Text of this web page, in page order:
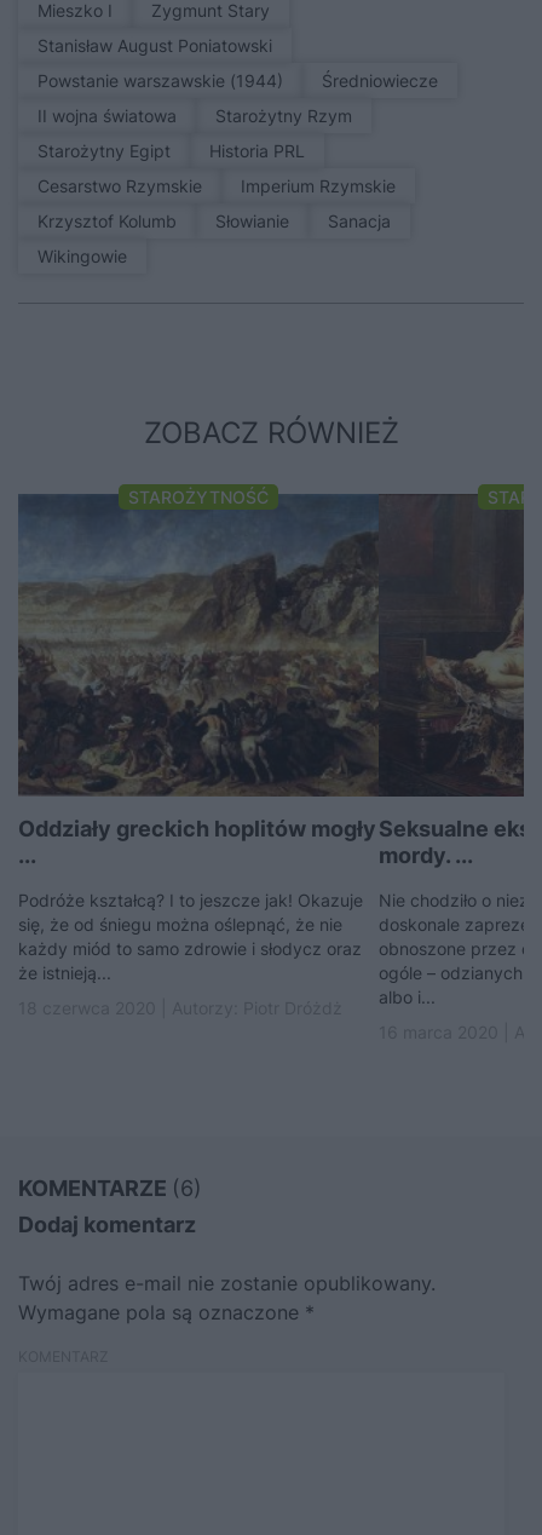
Mieszko I
Zygmunt Stary
Stanisław August Poniatowski
Powstanie warszawskie (1944)
średniowiecze
II wojna światowa
Starożytny Rzym
Starożytny Egipt
Historia PRL
Cesarstwo Rzymskie
Imperium Rzymskie
Krzysztof Kolumb
Słowianie
sanacja
Wikingowie
ZOBACZ RÓWNIEŻ
STAROŻYTNOŚĆ
Oddziały greckich hoplitów mogły
...
Podróże kształcą? I to jeszcze jak! Okazuje
się, że od śniegu można oślepnąć, że nie
każdy miód to samo zdrowie i słodycz oraz
że istnieją...
Seksualne
mordy. ...
Nie chodziło o
doskonale
obnoszone przez
ogóle – odzianych
albo i...
KOMENTARZE (6)
Dodaj komentarz
Twój adres e-mail nie zostanie opublikowany.
Wymagane pola są oznaczone *